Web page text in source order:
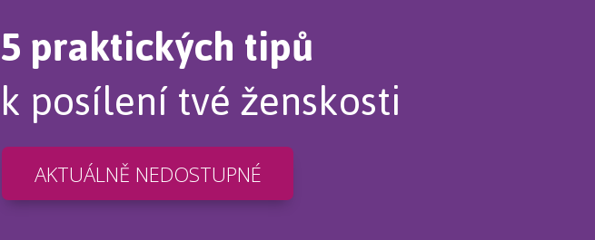
5 praktických tipů
k posílení tvé ženskosti
AKTUÁLNĚ NEDOSTUPNÉ